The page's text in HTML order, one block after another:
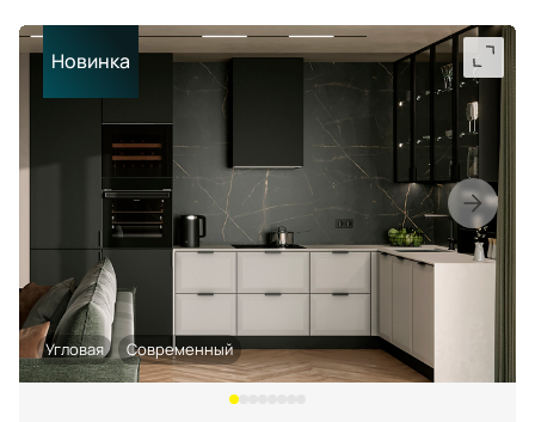
Новинка
Угловая Современный